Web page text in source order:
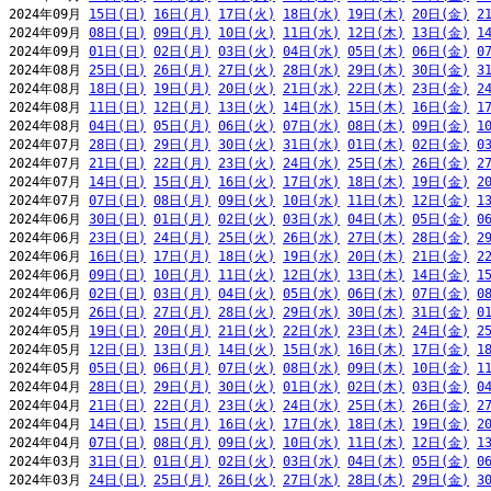
2024年09月 15日(日) 16日(月) 17日(火) 18日(水) 19日(木) 20日(金)
2024年09月 08日(日) 09日(月) 10日(火) 11日(水) 12日(木) 13日(金)
2024年09月 01日(日) 02日(月) 03日(火) 04日(水) 05日(木) 06日(金)
2024年08月 25日(日) 26日(月) 27日(火) 28日(水) 29日(木) 30日(金)
2024年08月 18日(日) 19日(月) 20日(火) 21日(水) 22日(木) 23日(金)
2024年08月 11日(日) 12日(月) 13日(火) 14日(水) 15日(木) 16日(金)
2024年08月 04日(日) 05日(月) 06日(火) 07日(水) 08日(木) 09日(金)
2024年07月 28日(日) 29日(月) 30日(火) 31日(水) 01日(木) 02日(金)
2024年07月 21日(日) 22日(月) 23日(火) 24日(水) 25日(木) 26日(金)
2024年07月 14日(日) 15日(月) 16日(火) 17日(水) 18日(木) 19日(金)
2024年07月 07日(日) 08日(月) 09日(火) 10日(水) 11日(木) 12日(金)
2024年06月 30日(日) 01日(月) 02日(火) 03日(水) 04日(木) 05日(金)
2024年06月 23日(日) 24日(月) 25日(火) 26日(水) 27日(木) 28日(金)
2024年06月 16日(日) 17日(月) 18日(火) 19日(水) 20日(木) 21日(金)
2024年06月 09日(日) 10日(月) 11日(火) 12日(水) 13日(木) 14日(金)
2024年06月 02日(日) 03日(月) 04日(火) 05日(水) 06日(木) 07日(金)
2024年05月 26日(日) 27日(月) 28日(火) 29日(水) 30日(木) 31日(金)
2024年05月 19日(日) 20日(月) 21日(火) 22日(水) 23日(木) 24日(金)
2024年05月 12日(日) 13日(月) 14日(火) 15日(水) 16日(木) 17日(金)
2024年05月 05日(日) 06日(月) 07日(火) 08日(水) 09日(木) 10日(金)
2024年04月 28日(日) 29日(月) 30日(火) 01日(水) 02日(木) 03日(金)
2024年04月 21日(日) 22日(月) 23日(火) 24日(水) 25日(木) 26日(金)
2024年04月 14日(日) 15日(月) 16日(火) 17日(水) 18日(木) 19日(金)
2024年04月 07日(日) 08日(月) 09日(火) 10日(水) 11日(木) 12日(金)
2024年03月 31日(日) 01日(月) 02日(火) 03日(水) 04日(木) 05日(金)
2024年03月 24日(日) 25日(月) 26日(火) 27日(水) 28日(木) 29日(金)